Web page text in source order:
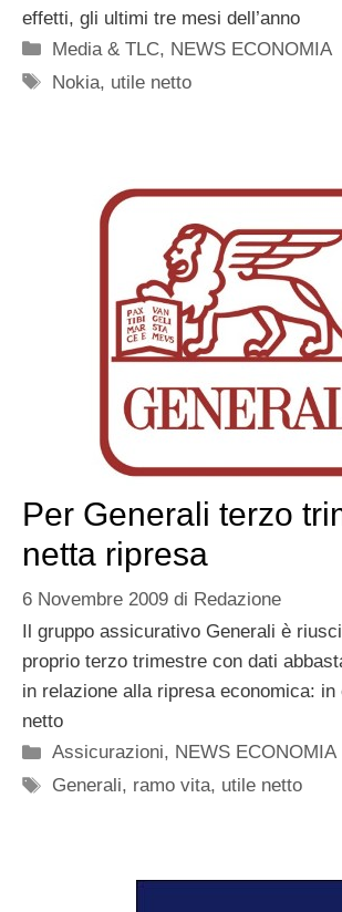
effetti, gli ultimi tre mesi dell’anno
Categorie
Media & TLC, NEWS ECONOMIA
Tag
Nokia, utile netto
Per Generali terzo
netta ripresa
6 Novembre 2009 di Redazione
Il gruppo assicurativo Generali è
proprio terzo trimestre con dati
in relazione alla ripresa economica: in
netto
Categorie
Assicurazioni, NEWS ECONOMIA
Tag
Generali, ramo vita, utile netto